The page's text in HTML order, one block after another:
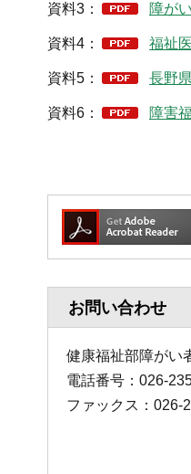
資料3： 障が
資料4： 福祉
資料5： 長野
資料6： 障害
お問い合わせ
健康福祉部障がい
電話番号：026-
ファックス：026-